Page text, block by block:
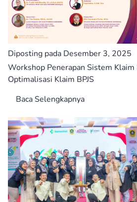
Diposting pada Desember 3, 2025
Workshop Penerapan Sistem Klaim
Optimalisasi Klaim BPJS
Baca Selengkapnya